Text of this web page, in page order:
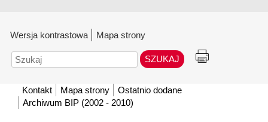
Wersja kontrastowa Mapa strony
Szukaj
Kontakt Mapa strony
Ostatnio dodane
Archiwum BIP (2002 - 2010)